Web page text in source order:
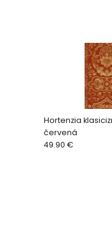
Hortenzia
červená
49.90 €